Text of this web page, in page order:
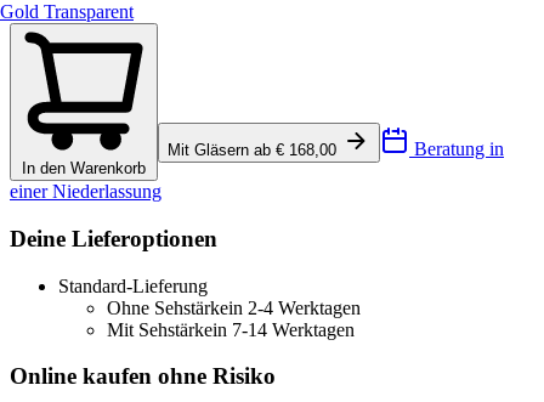
Gold Transparent
In den Warenkorb
Mit Gläsern ab € 168,00 Beratung in
einer Niederlassung
Deine Lieferoptionen
Standard-Lieferung
Ohne Sehstärkein 2-4 Werktagen
Mit Sehstärkein 7-14 Werktagen
Online kaufen ohne Risiko